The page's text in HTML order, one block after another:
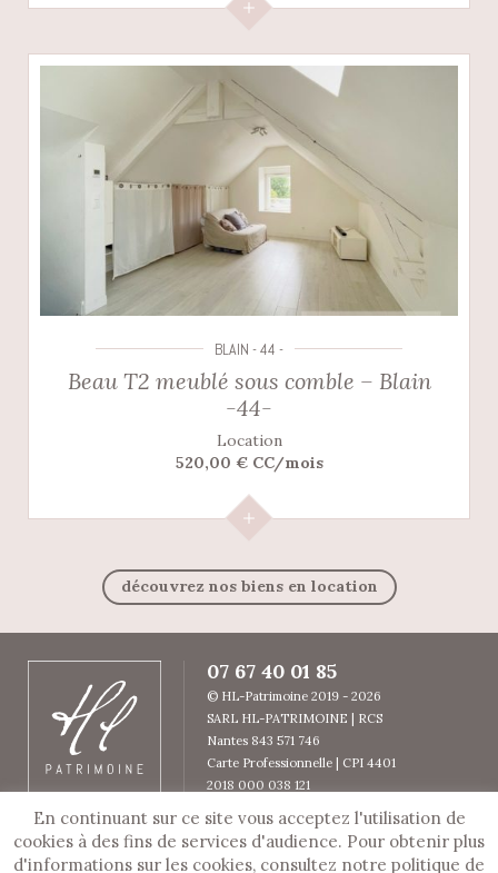
BLAIN - 44 -
Beau T2 meublé sous comble – Blain
-44-
Location
520,00 € CC/mois
découvrez nos biens en location
07 67 40 01 85
© HL-Patrimoine 2019 - 2026
SARL HL-PATRIMOINE | RCS
Nantes 843 571 746
Carte Professionnelle | CPI 4401
2018 000 038 121
© Copyright HL Patrimoine
En cours d'optimisation SEO par BEE
En continuant sur ce site vous acceptez l'utilisation de
cookies à des fins de services d'audience. Pour obtenir plus
d'informations sur les cookies, consultez notre politique de